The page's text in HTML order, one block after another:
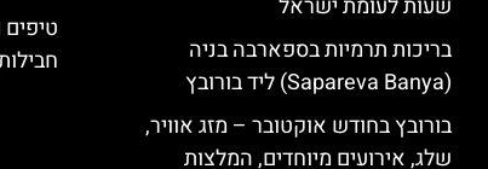
שעות לעומת ישראל
בריכות תרמיות בספארבה בניה
(Sapareva Banya) ליד בורובץ
בורובץ בחודש אוקטובר – מזג אוויר,
שלג, אירועים מיוחדים, המלצות